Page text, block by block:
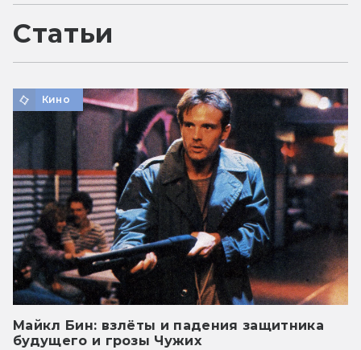
Статьи
Кино
Майкл Бин: взлёты и падения защитника
будущего и грозы Чужих